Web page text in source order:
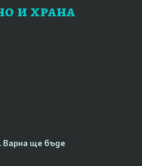
и храна
Варна ще бъде